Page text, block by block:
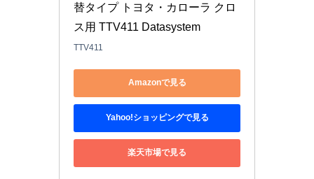
替タイプ トヨタ・カローラ クロ
ス用 TTV411 Datasystem
TTV411
Amazonで見る
Yahoo!ショッピングで見る
楽天市場で見る